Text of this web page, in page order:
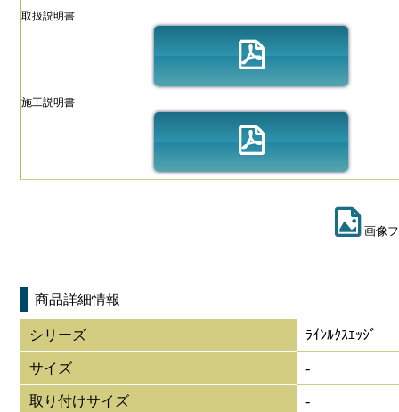
取扱説明書
施工説明書
画像
商品詳細情報
シリーズ ﾗｲﾝﾙｸｽｴｯｼﾞ
サイズ -
取り付けサイズ -